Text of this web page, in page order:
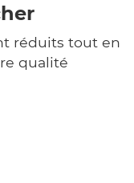
réduits tout en
qualité